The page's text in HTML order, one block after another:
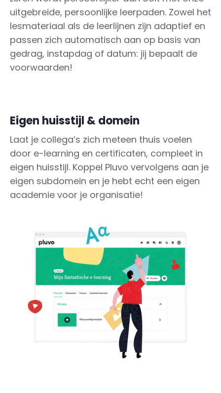
uitgebreide, persoonlijke leerpaden. Zowel het
lesmateriaal als de leerlijnen zijn adaptief en
passen zich automatisch aan op basis van
gedrag, instapdag of datum: jij bepaalt de
voorwaarden!
Eigen huisstijl & domein
Laat je collega’s zich meteen thuis voelen
door e-learning en certificaten, compleet in
eigen huisstijl. Koppel Pluvo vervolgens aan je
eigen subdomein en je hebt echt een eigen
academie voor je organisatie!